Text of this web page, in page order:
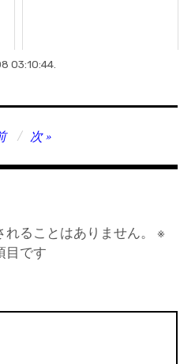
03:10:44.
次
ることはありません。
※
目です